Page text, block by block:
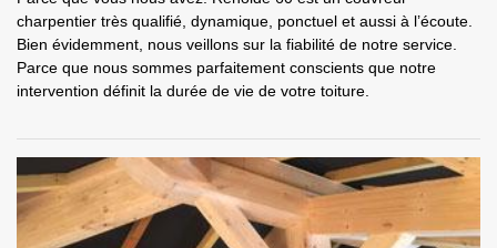
charpentier très qualifié, dynamique, ponctuel et aussi à l’écoute.
Bien évidemment, nous veillons sur la fiabilité de notre service.
Parce que nous sommes parfaitement conscients que notre
intervention définit la durée de vie de votre toiture.